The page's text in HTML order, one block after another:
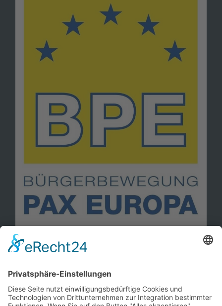
Kontakt
Mitglied werden!